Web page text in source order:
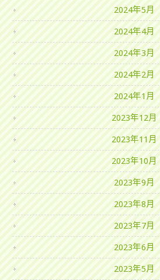
2024年5月
2024年4月
2024年3月
2024年2月
2024年1月
2023年12月
2023年11月
2023年10月
2023年9月
2023年8月
2023年7月
2023年6月
2023年5月